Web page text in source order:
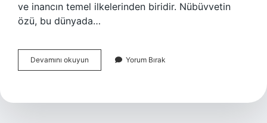
ve inancın temel ilkelerinden biridir. Nübüvvetin
özü, bu dünyada…
Devamını okuyun Peygamber
Nedir
Yorum Bırak